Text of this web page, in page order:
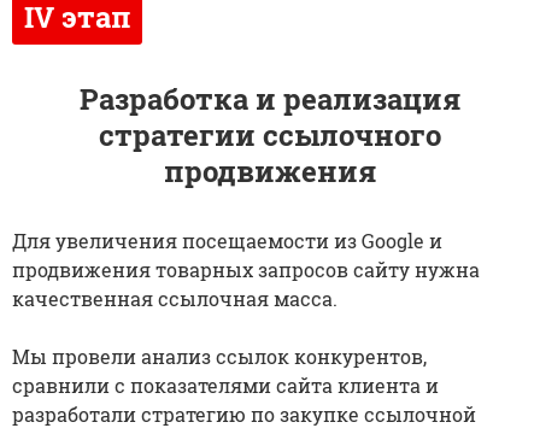
Разработка и реализация
стратегии ссылочного
продвижения
Для увеличения посещаемости из Google и
продвижения товарных запросов сайту нужна
качественная ссылочная масса.
Мы провели анализ ссылок конкурентов,
сравнили с показателями сайта клиента и
разработали стратегию по закупке ссылочной